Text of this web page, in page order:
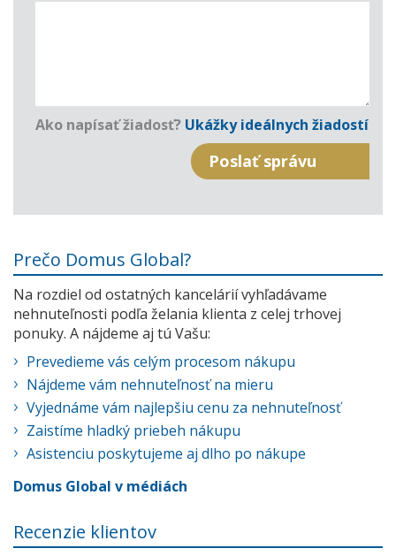
Ako napísať žiadosť? Ukážky ideálnych žiadostí
Prečo Domus Global?
Na rozdiel od ostatných kancelárií vyhľadávame
nehnuteľnosti podľa želania klienta z celej trhovej
ponuky. A nájdeme aj tú Vašu:
Prevedieme vás celým procesom nákupu
Nájdeme vám nehnuteľnosť na mieru
Vyjednáme vám najlepšiu cenu za nehnuteľnosť
Zaistíme hladký priebeh nákupu
Asistenciu poskytujeme aj dlho po nákupe
Domus Global v médiách
Recenzie klientov